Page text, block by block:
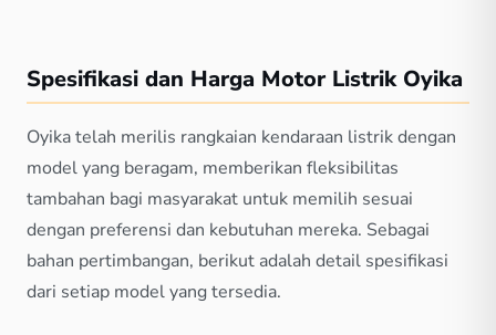
Spesifikasi dan Harga Motor Listrik Oyika
Oyika telah merilis rangkaian kendaraan listrik dengan
model yang beragam, memberikan fleksibilitas
tambahan bagi masyarakat untuk memilih sesuai
dengan preferensi dan kebutuhan mereka. Sebagai
bahan pertimbangan, berikut adalah detail spesifikasi
dari setiap model yang tersedia.